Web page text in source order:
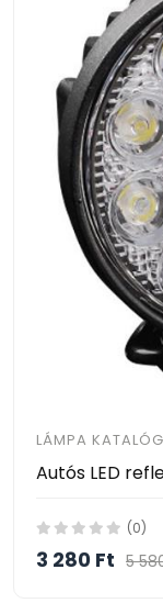
LÁMPA
Autós LED
(0)
3 280 Ft 5